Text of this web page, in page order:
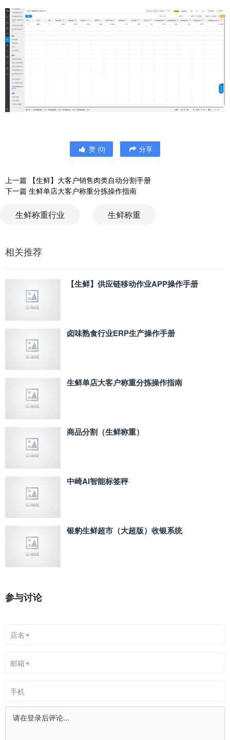
赞 (0) 分享
上一篇 【生鲜】大客户销售肉类自动分割手册
下一篇 生鲜单店大客户称重分拣操作指南
生鲜称重行业 生鲜称重
相关推荐
【生鲜】供应链移动作业APP操作手册
卤味熟食行业ERP生产操作手册
生鲜单店大客户称重分拣操作指南
商品分割（生鲜称重）
中崎AI智能标签秤
银豹生鲜超市（大超版）收银系统
参与讨论
店名 *
邮箱 *
手机